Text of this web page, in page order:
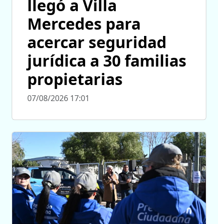
llegó a Villa
Mercedes para
acercar seguridad
jurídica a 30 familias
propietarias
07/08/2026 17:01